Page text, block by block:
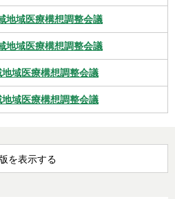
地域医療構想調整会議
地域医療構想調整会議
域医療構想調整会議
域医療構想調整会議
を表示する